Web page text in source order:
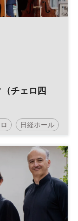
チェロ四
日経ホール